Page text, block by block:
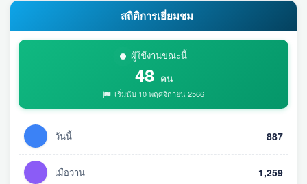
สถิติการเยี่ยมชม
ผู้ใช้งานขณะนี้
48 คน
เริ่มนับ 10 พฤศจิกายน 2566
วันนี้ 887
เมื่อวาน 1,259